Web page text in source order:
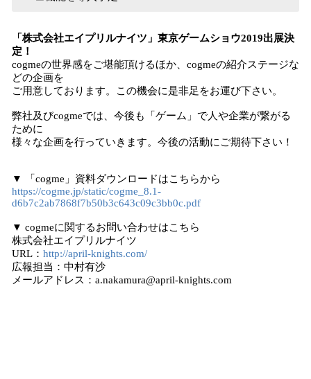
「株式会社エイプリルナイツ」東京ゲームショウ2019出展決
定！
cogmeの世界感をご堪能頂けるほか、cogmeの紹介ステージな
どの企画を
ご用意しております。この機会に是非足をお運び下さい。
弊社及びcogmeでは、今後も「ゲーム」で人や企業が繋がる
ために
様々な企画を行っていきます。今後の活動にご期待下さい！
▼ 「cogme」資料ダウンロードはこちらから
https://cogme.jp/static/cogme_8.1-
d6b7c2ab7868f7b50b3c643c09c3bb0c.pdf
▼ cogmeに関するお問い合わせはこちら
株式会社エイプリルナイツ
URL： http://april-knights.com/
広報担当：中村有沙
メールアドレス：a.nakamura@april-knights.com